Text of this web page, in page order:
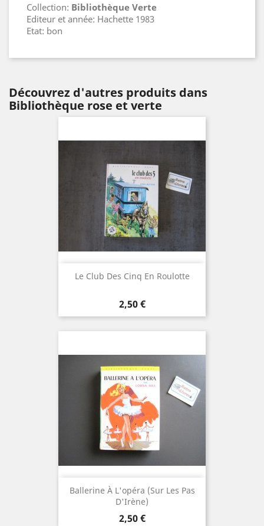
Collection: Bibliothèque Verte
Editeur et année: Hachette 1983
Etat: bon
Découvrez d'autres produits dans
Bibliothèque rose et verte
Le Club Des Cinq En Roulotte
Prix
2,50 €
Ballerine À L'opéra (Sur Les Pas
D'Irène)
Prix
2,50 €